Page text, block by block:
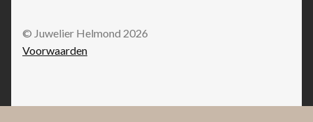
© Juwelier Helmond 2026
Voorwaarden